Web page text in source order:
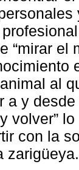
“mirar el
al
a y
volver”
con la
zarigüeya.